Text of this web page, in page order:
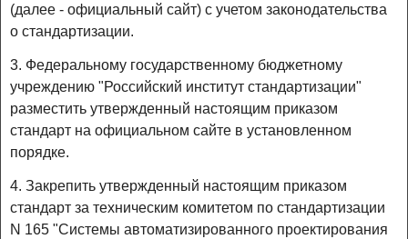
(далее - официальный сайт) с учетом законодательства
о стандартизации.
3. Федеральному государственному бюджетному
учреждению "Российский институт стандартизации"
разместить утвержденный настоящим приказом
стандарт на официальном сайте в установленном
порядке.
4. Закрепить утвержденный настоящим приказом
стандарт за техническим комитетом по стандартизации
N 165 "Системы автоматизированного проектирования